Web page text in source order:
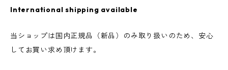
International shipping available
当ショップは国内正規品（新品）のみ取り扱いのため、安心
してお買い求め頂けます。